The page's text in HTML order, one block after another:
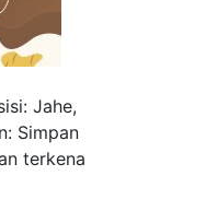
Jahe,
Simpan
terkena